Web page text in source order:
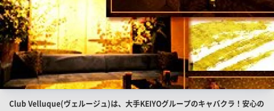
店
Club Velluque(ヴェルージュ)は、大手KEIYOグループのキャバクラ！安心の